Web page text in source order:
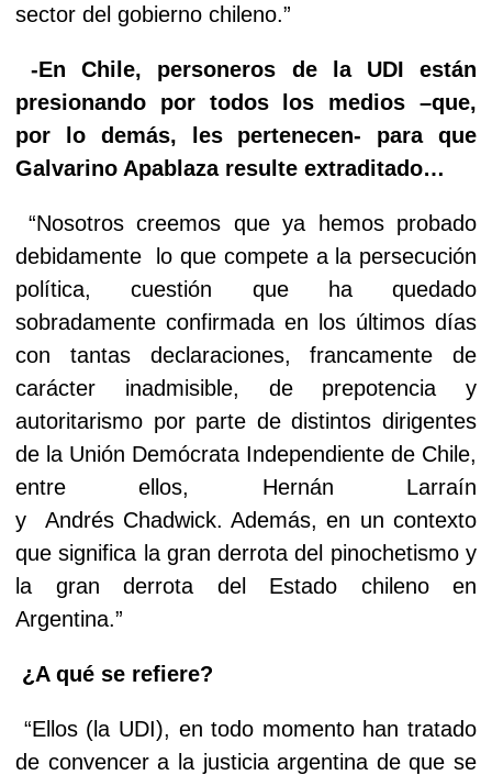
sector del gobierno chileno.”
-En Chile, personeros de la UDI están
presionando por todos los medios –que,
por lo demás, les pertenecen- para que
Galvarino Apablaza resulte extraditado…
“Nosotros creemos que ya hemos probado
debidamente
lo que compete a la persecución
política, cuestión que ha quedado
sobradamente confirmada en los últimos días
con tantas declaraciones, francamente de
carácter inadmisible, de prepotencia y
autoritarismo por parte de distintos dirigentes
de la Unión Demócrata Independiente de Chile,
entre ellos, Hernán Larraín
y
Andrés Chadwick. Además, en un contexto
que significa la gran derrota del pinochetismo y
la gran derrota del Estado chileno en
Argentina.”
¿A qué se refiere?
“Ellos (la UDI), en todo momento han tratado
de convencer a la justicia argentina de que se